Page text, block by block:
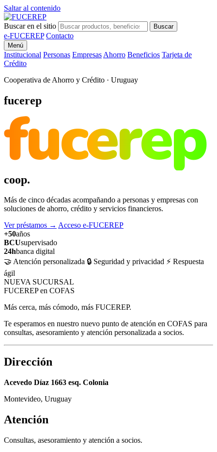
Saltar al contenido
Buscar en el sitio Buscar
e-FUCEREP Contacto
Menú
Institucional Personas Empresas Ahorro Beneficios Tarjeta de
Crédito
Cooperativa de Ahorro y Crédito · Uruguay
fucerep
fucerep
coop.
Más de cinco décadas acompañando a personas y empresas con
soluciones de ahorro, crédito y servicios financieros.
Ver préstamos → Acceso e-FUCEREP
+50años
BCUsupervisado
24hbanca digital
🤝 Atención personalizada 🔒 Seguridad y privacidad ⚡ Respuesta
ágil
NUEVA SUCURSAL
FUCEREP en COFAS
Más cerca, más cómodo, más FUCEREP.
Te esperamos en nuestro nuevo punto de atención en COFAS para
consultas, asesoramiento y atención personalizada a socios.
Dirección
Acevedo Díaz 1663 esq. Colonia
Montevideo, Uruguay
Atención
Consultas, asesoramiento y atención a socios.